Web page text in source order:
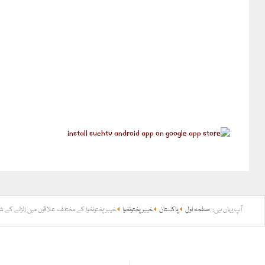
آپ یہاں ہیں: صفحہ اول پاکستان خیبر پختونخوا خیبرپختونخوا کے مختلف علاقوں میں زلزلے